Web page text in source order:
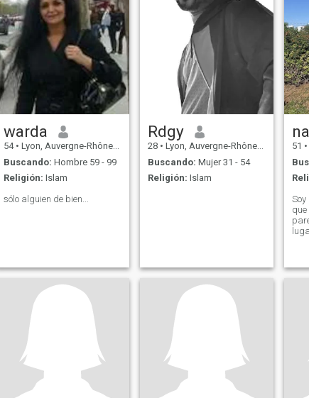
warda
54 • Lyon, Auvergne-Rhône-Alpes, Francia
Buscando: Hombre 59 - 99
Religión: Islam
sólo alguien de bien...
Rdgy
28 • Lyon, Auvergne-Rhône-Alpes, Francia
Buscando: Mujer 31 - 54
Religión: Islam
51 •